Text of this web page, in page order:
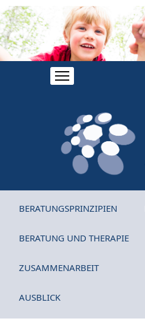
BERATUNGSPRINZIPIEN
BERATUNG UND THERAPIE
ZUSAMMENARBEIT
AUSBLICK